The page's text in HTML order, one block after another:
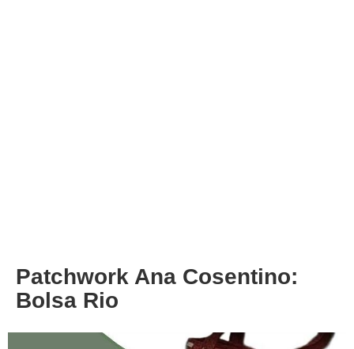
Patchwork Ana Cosentino:
Bolsa Rio